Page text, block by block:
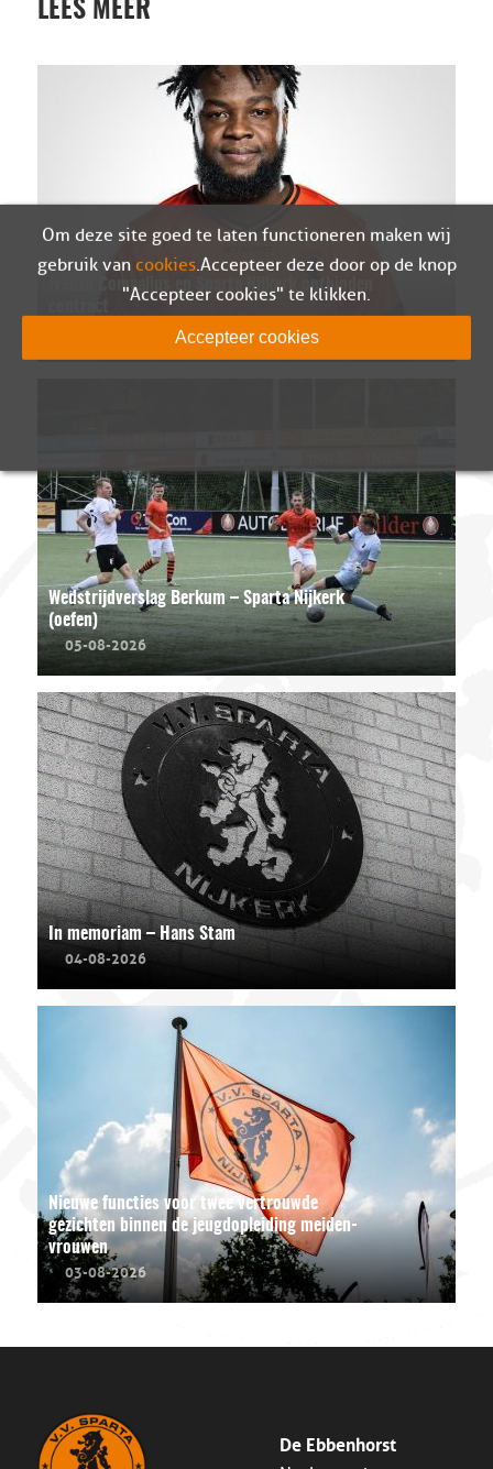
LEES MEER
Ivenzo Comvalius en Sparta Nijkerk ontbinden
Wedstrijdverslag Berkum – Sparta Nijkerk
(oefen)
05-08-2026
In memoriam – Hans Stam
04-08-2026
Nieuwe functies voor twee vertrouwde
gezichten binnen de jeugdopleiding meiden-
vrouwen
03-08-2026
De Ebbenhorst
Om deze site goed te laten functioneren maken wij
gebruik van cookies. Accepteer deze door op de knop
"Accepteer cookies" te klikken.
Accepteer cookies